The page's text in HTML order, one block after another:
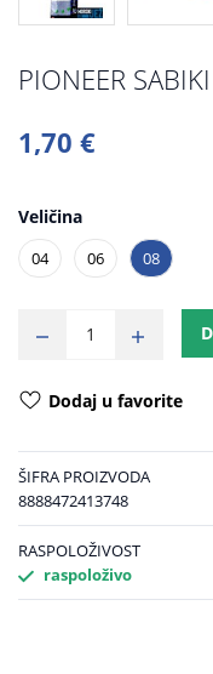
PIONEER
1,70 €
Veličina
04 06 08
Dodaj u favorite
ŠIFRA PROIZVODA
8888472413748
RASPOLOŽIVOST
raspoloživo